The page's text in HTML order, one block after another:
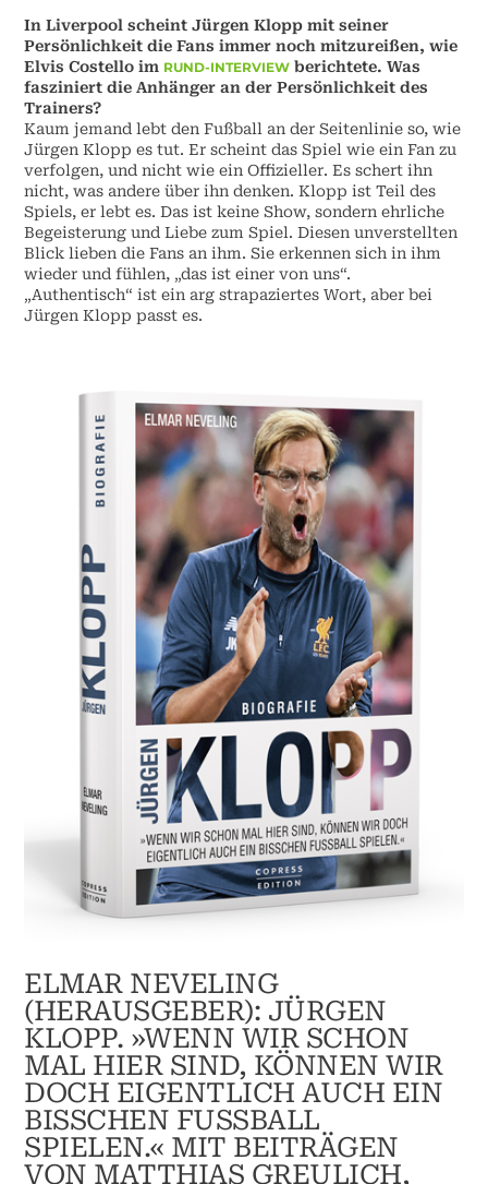
In Liverpool scheint Jürgen Klopp mit seiner
Persönlichkeit die Fans immer noch mitzureißen, wie
Elvis Costello im RUND-INTERVIEW berichtete. Was
fasziniert die Anhänger an der Persönlichkeit des
Trainers?
Kaum jemand lebt den Fußball an der Seitenlinie so, wie
Jürgen Klopp es tut. Er scheint das Spiel wie ein Fan zu
verfolgen, und nicht wie ein Offizieller. Es schert ihn
nicht, was andere über ihn denken. Klopp ist Teil des
Spiels, er lebt es. Das ist keine Show, sondern ehrliche
Begeisterung und Liebe zum Spiel. Diesen unverstellten
Blick lieben die Fans an ihm. Sie erkennen sich in ihm
wieder und fühlen, „das ist einer von uns“.
„Authentisch“ ist ein arg strapaziertes Wort, aber bei
Jürgen Klopp passt es.
ELMAR NEVELING
(HERAUSGEBER): JÜRGEN
KLOPP. »WENN WIR SCHON
MAL HIER SIND, KÖNNEN WIR
DOCH EIGENTLICH AUCH EIN
BISSCHEN FUSSBALL S
PIELEN.« MIT BEITRÄGEN V
ON MATTHIAS GREULICH, R